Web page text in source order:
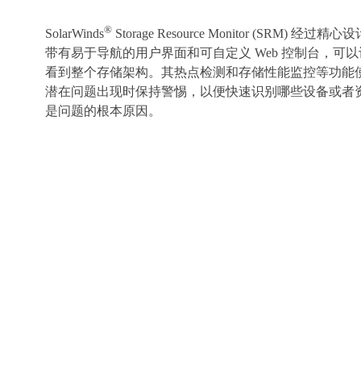
SolarWinds® Storage Resource Monitor (SRM) 经过精心设
带有易于导航的用户界面和可自定义 Web 控制台，可
看到整个存储架构。其热点检测和存储性能监控等功能
潜在问题出现时保持警惕，以便快速识别哪些设备或者
是问题的根本原因。